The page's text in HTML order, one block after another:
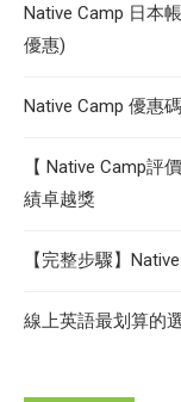
Native Camp 日本
優惠)
Native Camp 優惠
【 Native Camp評
績卓越獎
【完整步驟】
線上英語最划算的